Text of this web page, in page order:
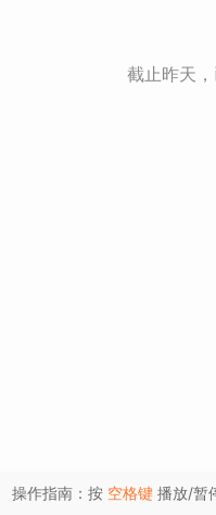
截止昨天
操作指南：按 空格键 播放/暂